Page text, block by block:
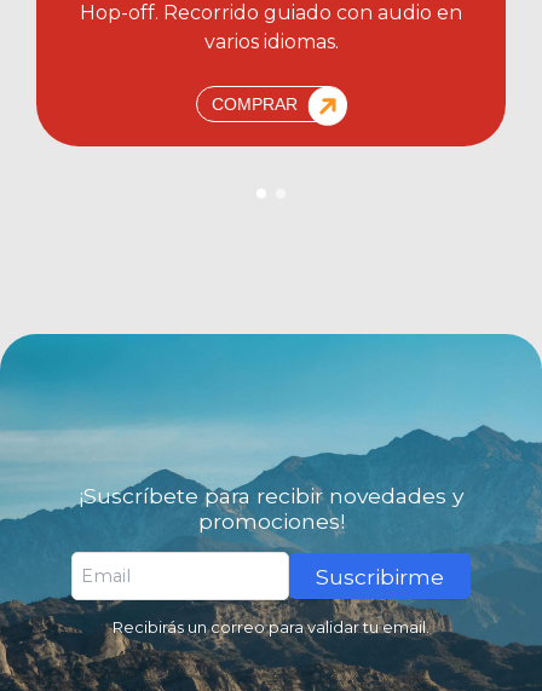
Hop-off. Recorrido guiado con audio en
varios idiomas.
COMPRAR
¡Suscríbete para recibir novedades y
promociones!
Suscribirme
Recibirás un correo para validar tu email.